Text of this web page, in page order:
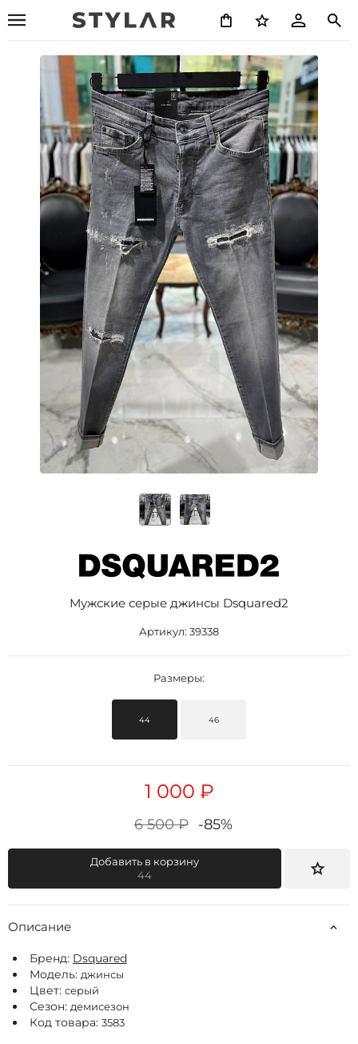
Мужские серые джинсы Dsquared2
Артикул: 39338
Размеры:
44 46
1 000 ₽
6 500 ₽ -85%
Добавить в корзину
44
Описание
Бренд: Dsquared
Модель: джинсы
Цвет: серый
Сезон: демисезон
Код товара: 3583